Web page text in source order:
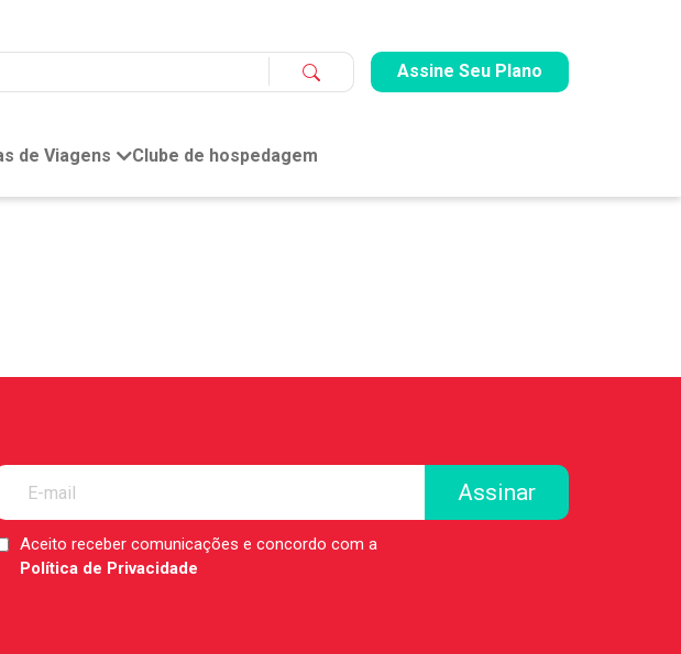
Assine Seu Plano
de Viagens Clube de hospedagem
Aceito receber comunicações e concordo com a
Política de Privacidade